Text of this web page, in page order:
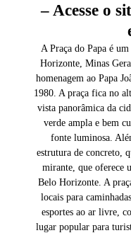
– Acesse o
A Praça do Papa é
Horizonte, Minas
homenagem ao Papa
1980. A praça fica no
vista panorâmica da
verde ampla e bem
fonte luminosa.
estrutura de concreto,
mirante, que oferece
Belo Horizonte. A
locais para
esportes ao ar livre,
lugar popular para